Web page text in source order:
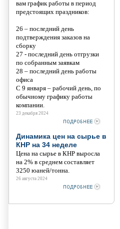
вам график работы в период
предстоящих праздников:
26 – последний день
подтверждения заказов на
сборку
27 - последний день отгрузки
по собранным заявкам
28 – последний день работы
офиса
С 9 января – рабочий день, по
обычному графику работы
компании.
23 декабря 2024
Динамика цен на сырье в
КНР на 34 неделе
Цена на сырье в КНР выросла
на 2% в среднем составляет
3250 юаней/тонна.
26 августа 2024